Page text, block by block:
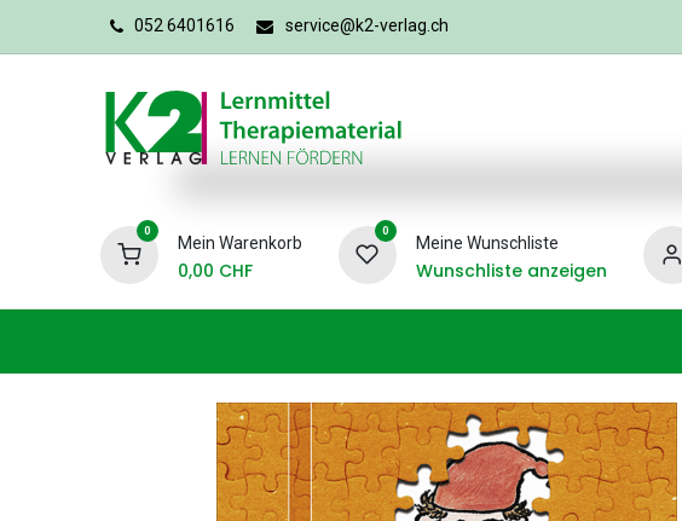
052 6401616 service@k2-verlag.ch
0
Mein Warenkorb
0,00 CHF
0
Meine Wunschliste
Wunschliste anzeigen